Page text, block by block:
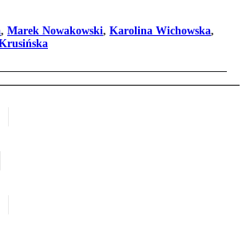
, Marek Nowakowski, Karolina Wichowska,